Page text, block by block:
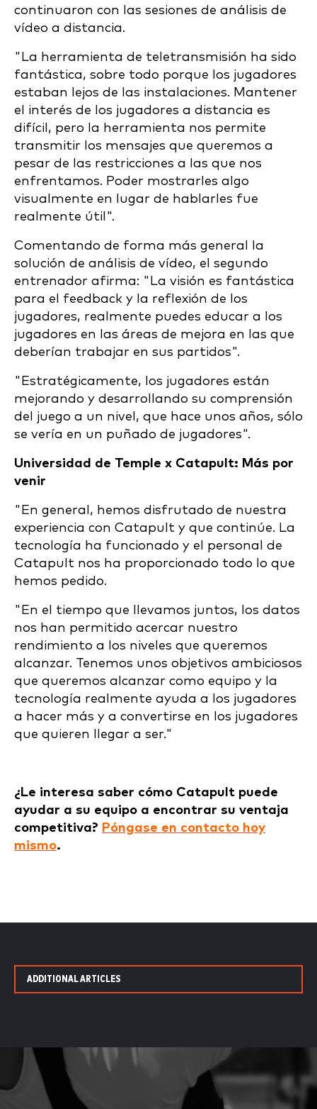
continuaron con las sesiones de análisis de
vídeo a distancia.
"La herramienta de teletransmisión ha sido
fantástica, sobre todo porque los jugadores
estaban lejos de las instalaciones. Mantener
el interés de los jugadores a distancia es
difícil, pero la herramienta nos permite
transmitir los mensajes que queremos a
pesar de las restricciones a las que nos
enfrentamos. Poder mostrarles algo
visualmente en lugar de hablarles fue
realmente útil".
Comentando de forma más general la
solución de análisis de vídeo, el segundo
entrenador afirma: "La visión es fantástica
para el feedback y la reflexión de los
jugadores, realmente puedes educar a los
jugadores en las áreas de mejora en las que
deberían trabajar en sus partidos".
"Estratégicamente, los jugadores están
mejorando y desarrollando su comprensión
del juego a un nivel, que hace unos años, sólo
se vería en un puñado de jugadores".
Universidad de Temple x Catapult: Más por
venir
"En general, hemos disfrutado de nuestra
experiencia con Catapult y que continúe. La
tecnología ha funcionado y el personal de
Catapult nos ha proporcionado todo lo que
hemos pedido.
"En el tiempo que llevamos juntos, los datos
nos han permitido acercar nuestro
rendimiento a los niveles que queremos
alcanzar. Tenemos unos objetivos ambiciosos
que queremos alcanzar como equipo y la
tecnología realmente ayuda a los jugadores
a hacer más y a convertirse en los jugadores
que quieren llegar a ser."
¿Le interesa saber cómo Catapult puede
ayudar a su equipo a encontrar su ventaja
competitiva? Póngase en contacto hoy
mismo.
ADDITIONAL ARTICLES